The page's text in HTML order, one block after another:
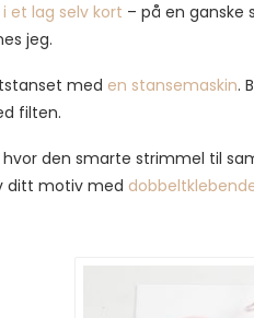
et lag selv kort – på en ganske
jeg.
med en stansemaskin.
filten.
den smarte strimmel til
ditt motiv med